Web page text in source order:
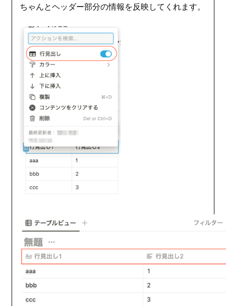
ちゃんとヘッダー部分の情報を反映してくれます。